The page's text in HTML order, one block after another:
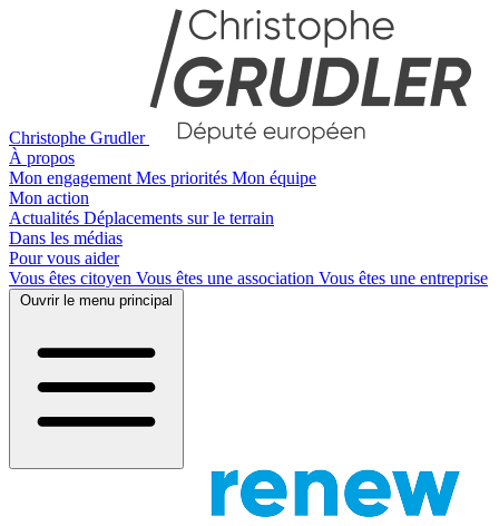
Christophe Grudler
À propos
Mon engagement Mes priorités Mon équipe
Mon action
Actualités Déplacements sur le terrain
Dans les médias
Pour vous aider
Vous êtes citoyen Vous êtes une association Vous êtes une entreprise
Ouvrir le menu principal